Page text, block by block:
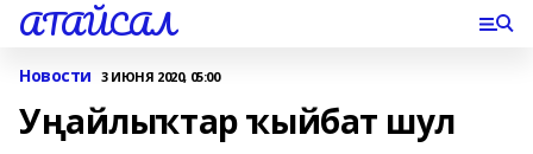
АТАЙСАЛ
Новости 3 ИЮНЯ 2020, 05:00
Уңайлыҡтар ҡыйбат шул